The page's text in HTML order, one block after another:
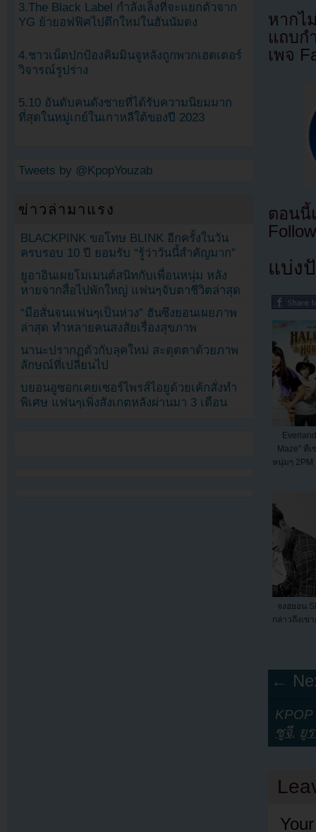
หากไ
แถบก
เพจ
ตอนนี้
แบ่ง
Maze" ทีเ
หนุ่มๆ 2PM
จงฮยอน
กล่าวถึงเข
←
ซูจี, ยู
3.The Black Label กำลังเล็งที่จะแยกตัวจาก
YG ย้ายอฟฟิศไปตึกใหม่ในฮันนัมดง
4.ชาวเน็ตปกป้องคิมมินจูหลังถูกพวกเฮดเตอร์
วิจารณ์รูปร่าง
5.10 อันดับคนดังชายที่ได้รับความนิยมมาก
ที่สุดในหมู่เกย์ในเกาหลีใต้ของปี 2023
Tweets by @KpopYouzab
ข่าวล่ามาแรง
BLACKPINK ขอโทษ BLINK อีกครั้งในวัน
ครบรอบ 10 ปี ยอมรับ “รู้ว่าวันนี้สำคัญมาก”
ยูอาอินเผยโมเมนต์สนิทกับเพื่อนหนุ่ม หลัง
หายจากสื่อไปพักใหญ่ แฟนๆจับตาชีวิตล่าสุด
“มือสั่นจนแฟนๆเป็นห่วง” ฮันซึงยอนเผยภาพ
ล่าสุด ทำหลายคนสงสัยเรื่องสุขภาพ
นานะปรากฏตัวกับลุคใหม่ สะดุดตาด้วยภาพ
ลักษณ์ที่เปลี่ยนไป
บยอนอูซอกเคยเซอร์ไพรส์ไอยูด้วยเค้กสั่งทำ
พิเศษ แฟนๆเพิ่งสังเกตหลังผ่านมา 3 เดือน